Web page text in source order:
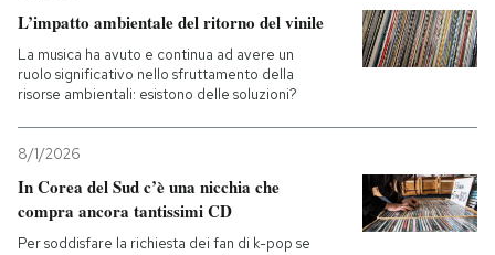
L’impatto ambientale del ritorno del vinile
La musica ha avuto e continua ad avere un
ruolo significativo nello sfruttamento della
risorse ambientali: esistono delle soluzioni?
8/1/2026
In Corea del Sud c’è una nicchia che
compra ancora tantissimi CD
Per soddisfare la richiesta dei fan di k-pop se